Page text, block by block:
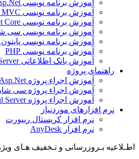
آموزش برنامه نویسی Asp.Net
آموزش برنامه نویسی Asp.Net MVC
آموزش برنامه نویسی Asp.Net Core
آموزش برنامه نویسی سی
آموزش برنامه نویسی
آموزش برنامه نویسی PHP
آموزش بانک اطلاعاتی Sql Server
راهنمای پروژه
آموزش اجراء پروژه Asp.Net
آموزش اجراء پروژه سی
آموزش اجراء پروژه Sql Server
نرم افزارهای موردنیاز
نرم افزار کریستال ریپورت
نرم افزار AnyDesk
اطـلاعیه بـروزرسانی و تـخفیف هـای